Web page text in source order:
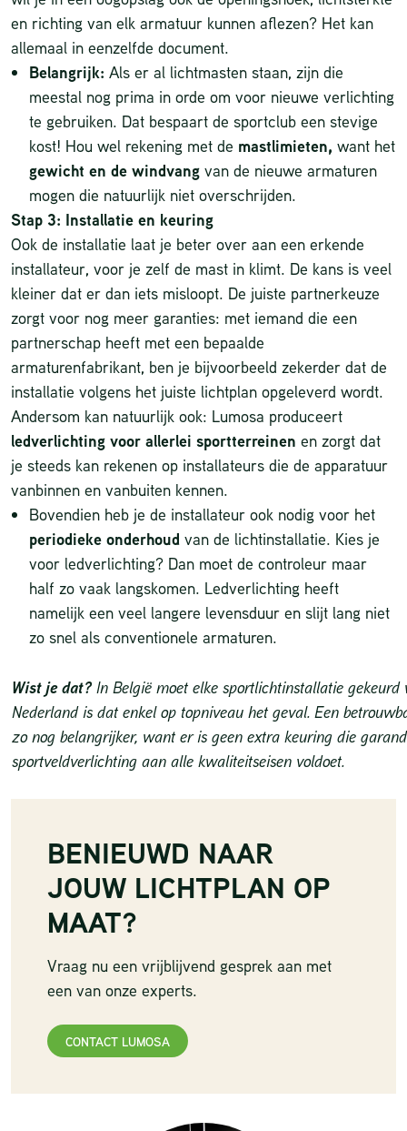
en richting van elk armatuur kunnen aflezen? Het kan
allemaal in eenzelfde document.
Belangrijk: Als er al lichtmasten staan, zijn die
meestal nog prima in orde om voor nieuwe verlichting
te gebruiken. Dat bespaart de sportclub een stevige
kost! Hou wel rekening met de mastlimieten, want het
gewicht en de windvang van de nieuwe armaturen
mogen die natuurlijk niet overschrijden.
Stap 3: Installatie en keuring
Ook de installatie laat je beter over aan een erkende
installateur, voor je zelf de mast in klimt. De kans is veel
kleiner dat er dan iets misloopt. De juiste partnerkeuze
zorgt voor nog meer garanties: met iemand die een
partnerschap heeft met een bepaalde
armaturenfabrikant, ben je bijvoorbeeld zekerder dat de
installatie volgens het juiste lichtplan opgeleverd wordt.
Andersom kan natuurlijk ook: Lumosa produceert
ledverlichting voor allerlei sportterreinen en zorgt dat
je steeds kan rekenen op installateurs die de apparatuur
vanbinnen en vanbuiten kennen.
Bovendien heb je de installateur ook nodig voor het
periodieke onderhoud van de lichtinstallatie. Kies je
voor ledverlichting? Dan moet de controleur maar
half zo vaak langskomen. Ledverlichting heeft
namelijk een veel langere levensduur en slijt lang niet
zo snel als conventionele armaturen.
Wist je dat? In België moet elke sportlichtinstallatie
Nederland is dat enkel op topniveau het geval. Een
zo nog belangrijker, want er is geen extra keuring die
sportveldverlichting aan alle kwaliteitseisen voldoet.
BENIEUWD NAAR
JOUW LICHTPLAN OP
MAAT?
Vraag nu een vrijblijvend gesprek aan met
een van onze experts.
CONTACT LUMOSA